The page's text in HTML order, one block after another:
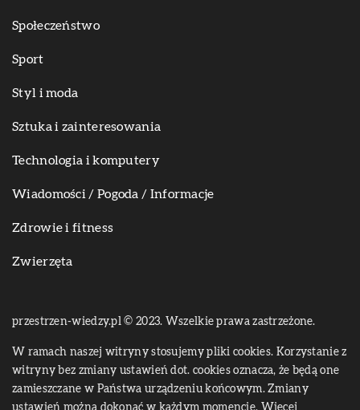
Społeczeństwo
Sport
Styl i moda
Sztuka i zainteresowania
Technologia i komputery
Wiadomości / Pogoda / Informacje
Zdrowie i fitness
Zwierzęta
przestrzen-wiedzy.pl © 2023. Wszelkie prawa zastrzeżone.
W ramach naszej witryny stosujemy pliki cookies. Korzystanie z
witryny bez zmiany ustawień dot. cookies oznacza, że będą one
zamieszczane w Państwa urządzeniu końcowym. Zmiany
ustawień można dokonać w każdym momencie. Więcej